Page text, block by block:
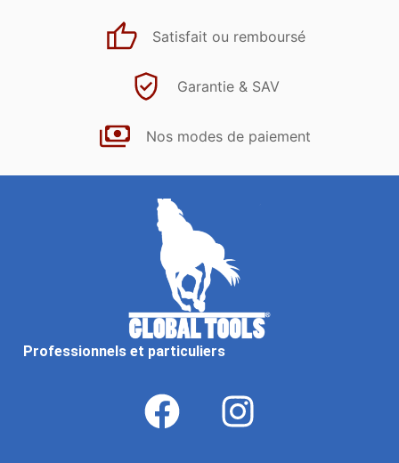
Satisfait ou remboursé
Garantie & SAV
Nos modes de paiement
Professionnels et particuliers